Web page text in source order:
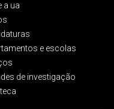
a ua
e escolas
de investigação